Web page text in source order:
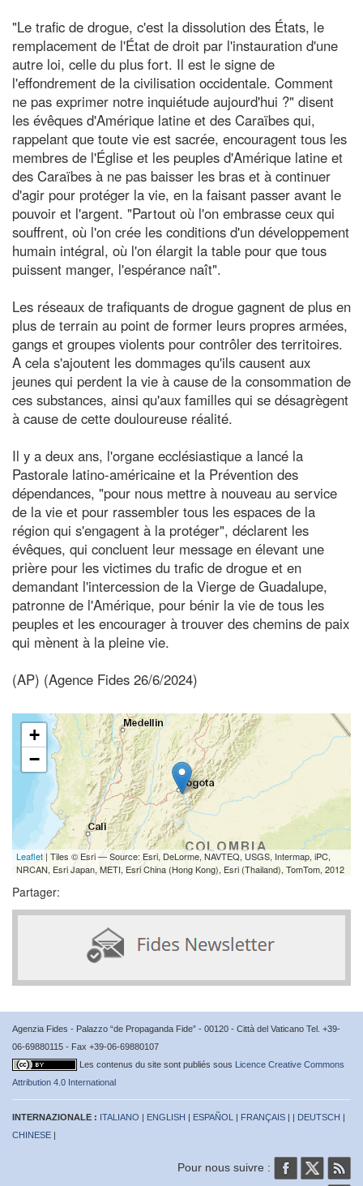
"Le trafic de drogue, c'est la dissolution des États, le
remplacement de l'État de droit par l'instauration d'une
autre loi, celle du plus fort. Il est le signe de
l'effondrement de la civilisation occidentale. Comment
ne pas exprimer notre inquiétude aujourd'hui ?" disent
les évêques d'Amérique latine et des Caraïbes qui,
rappelant que toute vie est sacrée, encouragent tous les
membres de l'Église et les peuples d'Amérique latine et
des Caraïbes à ne pas baisser les bras et à continuer
d'agir pour protéger la vie, en la faisant passer avant le
pouvoir et l'argent. "Partout où l'on embrasse ceux qui
souffrent, où l'on crée les conditions d'un développement
humain intégral, où l'on élargit la table pour que tous
puissent manger, l'espérance naît".
Les réseaux de trafiquants de drogue gagnent de plus en
plus de terrain au point de former leurs propres armées,
gangs et groupes violents pour contrôler des territoires.
A cela s'ajoutent les dommages qu'ils causent aux
jeunes qui perdent la vie à cause de la consommation de
ces substances, ainsi qu'aux familles qui se désagrègent
à cause de cette douloureuse réalité.
Il y a deux ans, l'organe ecclésiastique a lancé la
Pastorale latino-américaine et la Prévention des
dépendances, "pour nous mettre à nouveau au service
de la vie et pour rassembler tous les espaces de la
région qui s'engagent à la protéger", déclarent les
évêques, qui concluent leur message en élevant une
prière pour les victimes du trafic de drogue et en
demandant l'intercession de la Vierge de Guadalupe,
patronne de l'Amérique, pour bénir la vie de tous les
peuples et les encourager à trouver des chemins de paix
qui mènent à la pleine vie.
(AP) (Agence Fides 26/6/2024)
+
−
Leaflet| Tiles © Esri — Source: Esri, DeLorme, NAVTEQ, USGS, Intermap, iPC,
NRCAN, Esri Japan, METI, Esri China (Hong Kong), Esri (Thailand), TomTom, 2012
Partager:
Agenzia Fides - Palazzo “de Propaganda Fide” - 00120 - Città del Vaticano Tel. +39-
06-69880115 - Fax +39-06-69880107
Les contenus du site sont publiés sous Licence Creative Commons
Attribution 4.0 International
INTERNAZIONALE : ITALIANO | ENGLISH | ESPAÑOL | FRANÇAIS | | DEUTSCH |
CHINESE |
Pour nous suivre :